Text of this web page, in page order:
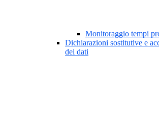
Monitoraggio tempi
Dichiarazioni sostitutive e
dei dati